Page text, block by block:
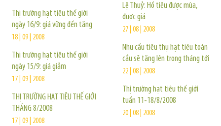
Thị trường hạt tiêu thế giới
ngày 16/9: giá vững đến tăng
18 | 09 | 2008
Thị trường hạt tiêu thế giới
ngày 15/9: giá giảm
17 | 09 | 2008
THỊ TRƯỜNG HẠT TIÊU THẾ GIỚI
THÁNG 8/2008
17 | 09 | 2008
Lệ Thuỷ: Hồ tiêu được mùa,
được giá
27 | 08 | 2008
Nhu cầu tiêu thụ hạt tiêu toàn
cầu sẽ tăng lên trong tháng tới
22 | 08 | 2008
Thị trường hạt tiêu thế giới
tuần 11-18/8/2008
20 | 08 | 2008